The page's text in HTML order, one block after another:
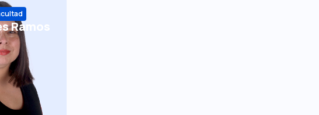
Ramos